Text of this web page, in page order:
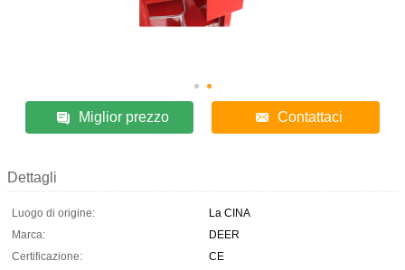
Miglior prezzo Contattaci
Dettagli
Luogo di origine:
La CINA
Marca:
DEER
Certificazione:
CE